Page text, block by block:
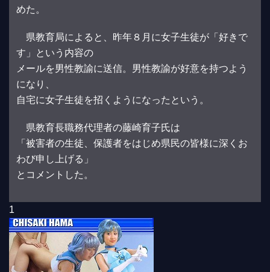
めた。
県教育局によると、昨年８月に女子生徒が「好きで
す」という内容の
メールを男性教諭に送信。男性教諭が好意を持つよう
になり、
自宅に女子生徒を招くようになったという。
県教育長職務代理者の藤崎育子氏は
「被害者の生徒、保護者をはじめ県民の皆様に深くお
わび申し上げる」
とコメントした。
1